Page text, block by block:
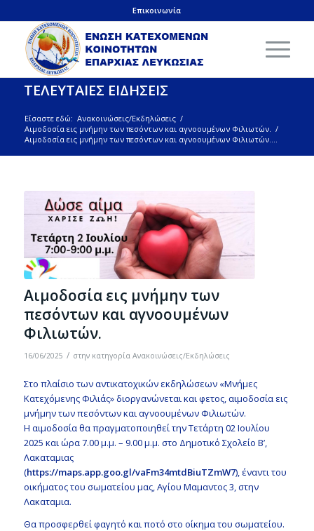
Επικοινωνία
ΤΕΛΕΥΤΑΙΕΣ ΕΙΔΗΣΕΙΣ
Είσαστε εδώ: Ανακοινώσεις/Εκδηλώσεις /
Aιμοδοσία εις μνήμην των πεσόντων και αγνοουμένων Φιλιωτών. /
Aιμοδοσία εις μνήμην των πεσόντων και αγνοουμένων Φιλιωτών....
Aιμοδοσία εις μνήμην των
πεσόντων και αγνοουμένων
Φιλιωτών.
16/06/2025 / στην κατηγορία Ανακοινώσεις/Εκδηλώσεις
Στο πλαίσιο των αντικατοχικών εκδηλώσεων «Μνήμες
Κατεχόμενης Φιλιάς» διοργανώνεται και φετος, αιμοδοσία εις
μνήμην των πεσόντων και αγνοουμένων Φιλιωτών.
Η αιμοδοσία θα πραγματοποιηθεί την Τετάρτη 02 Ιουλίου
2025 και ώρα 7.00 μ.μ. – 9.00 μ.μ. στο Δημοτικό Σχολείο Β’,
Λακαταμιας
(https://maps.app.goo.gl/vaFm34mtdBiuTZmW7), έναντι του
οικήματος του σωματείου μας, Αγίου Μαμαντος 3, στην
Λακαταμια.
Θα προσφερθεί φαγητό και ποτό στο οίκημα του σωματείου.